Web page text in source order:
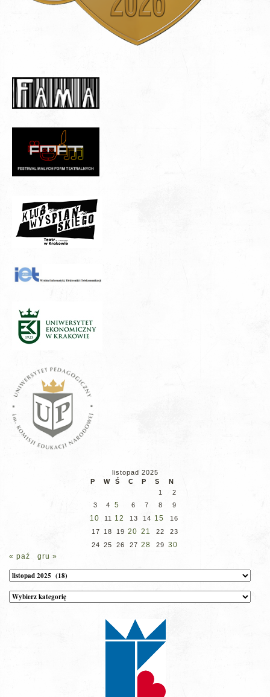
listopad 2025
P
W Ś C P S
N
1
2
3
4 5 6 7 8 9
10 11 12 13 14 15
16
17
18 19 20 21 22
23
24 25 26 27 28 29 30
« paź
gru »
Archiwum
Kategorie
wpisów